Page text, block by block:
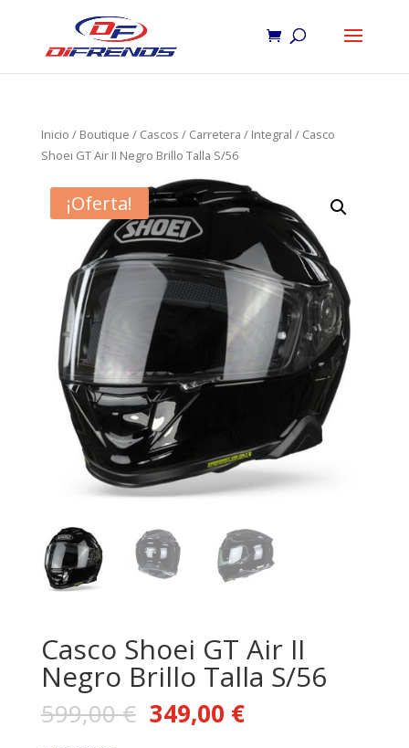
Inicio / Boutique / Cascos / Carretera / Integral / Casco
Shoei GT Air II Negro Brillo Talla S/56
¡Oferta!
Casco Shoei GT Air II
Negro Brillo Talla S/56
599,00€ 349,00 €